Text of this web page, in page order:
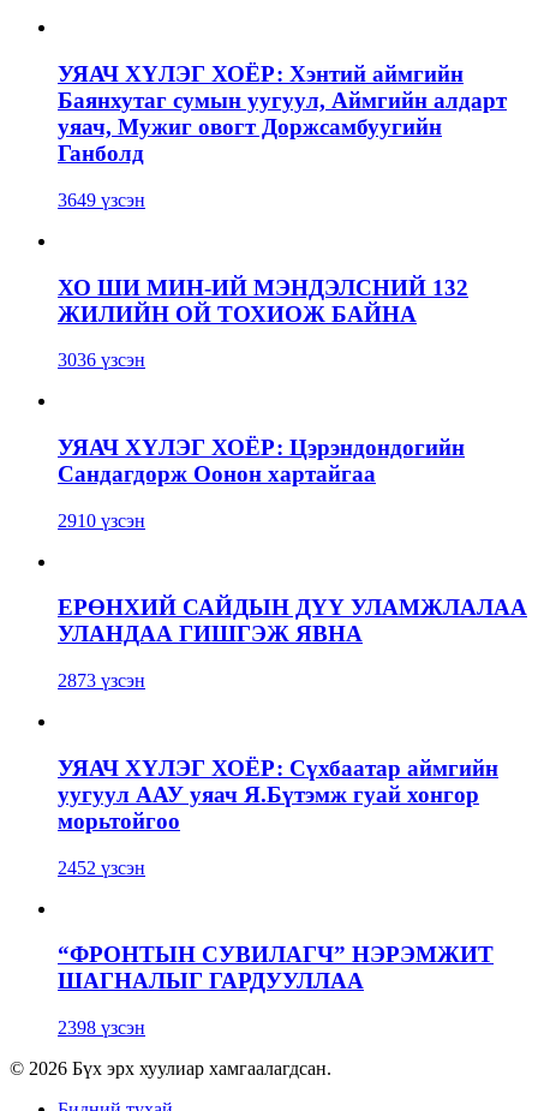
УЯАЧ ХҮЛЭГ ХОЁР: Хэнтий аймгийн
Баянхутаг сумын уугуул, Аймгийн алдарт
уяач, Мужиг овогт Доржсамбуугийн
Ганболд
3649 үзсэн
ХО ШИ МИН-ИЙ МЭНДЭЛСНИЙ 132
ЖИЛИЙН ОЙ ТОХИОЖ БАЙНА
3036 үзсэн
УЯАЧ ХҮЛЭГ ХОЁР: Цэрэндондогийн
Сандагдорж Оонон хартайгаа
2910 үзсэн
ЕРӨНХИЙ САЙДЫН ДҮҮ УЛАМЖЛАЛАА
УЛАНДАА ГИШГЭЖ ЯВНА
2873 үзсэн
УЯАЧ ХҮЛЭГ ХОЁР: Сүхбаатар аймгийн
уугуул ААУ уяач Я.Бүтэмж гуай хонгор
морьтойгоо
2452 үзсэн
“ФРОНТЫН СУВИЛАГЧ” НЭРЭМЖИТ
ШАГНАЛЫГ ГАРДУУЛЛАА
2398 үзсэн
© 2026 Бүх эрх хуулиар хамгаалагдсан.